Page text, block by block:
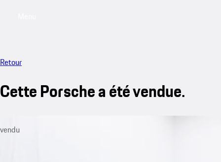
Retour
Cette Porsche a été vendue.
vendu